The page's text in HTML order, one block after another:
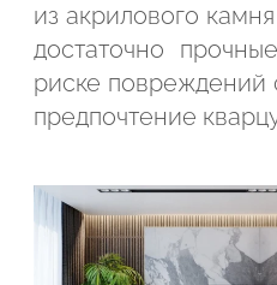
из акрилового
достаточно
риске повреждений
предпочтение